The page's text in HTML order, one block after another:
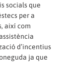
socials que
per a
així com
d’incentius
ja que